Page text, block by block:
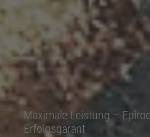
Maximale Leistung –
Erfolgsgarant